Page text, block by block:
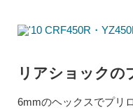
リアショックの
6mmのヘックスでプリ